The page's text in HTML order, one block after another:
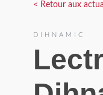
< Retour aux
DIHNAMIC